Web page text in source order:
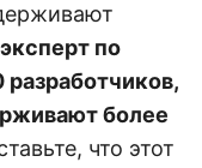
по
более
что этот